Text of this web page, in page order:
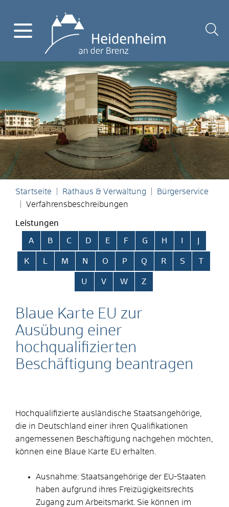
Startseite Rathaus & Verwaltung
Bürgerservice
Verfahrensbeschreibungen
Leistungen
Alphabetisches Register überspringen
A B C D E F G H
K L M N O P Q R S T
U V W Z
Blaue Karte EU zur
Ausübung einer
hochqualifizierten
Beschäftigung beantragen
Hochqualifizierte ausländische Staatsangehörige,
die in Deutschland einer ihren Qualifikationen
angemessenen Beschäftigung nachgehen möchten,
können eine Blaue Karte EU erhalten.
Ausnahme: Staatsangehörige der EU-Staaten
haben aufgrund ihres Freizügigkeitsrechts
Zugang zum Arbeitsmarkt. Sie können im